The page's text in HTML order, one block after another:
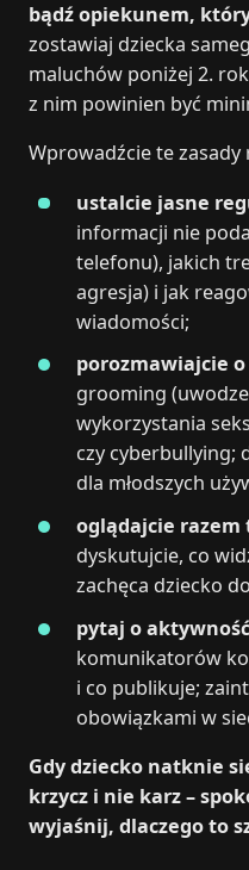
bądź opiekunem,
zostawiaj dziecka
maluchów poniżej 2.
z nim powinien być
Wprowadźcie te
ustalcie jasne
informacji nie
telefonu), jakich
agresja) i jak
wiadomości;
porozmawiajcie
grooming
wykorzystania
czy cyberbullying;
dla młodszych
oglądajcie razem
dyskutujcie, co
zachęca dziecko
pytaj o aktywność
komunikatorów
i co publikuje;
obowiązkami w
Gdy dziecko natknie
krzycz i nie karz –
wyjaśnij, dlaczego to